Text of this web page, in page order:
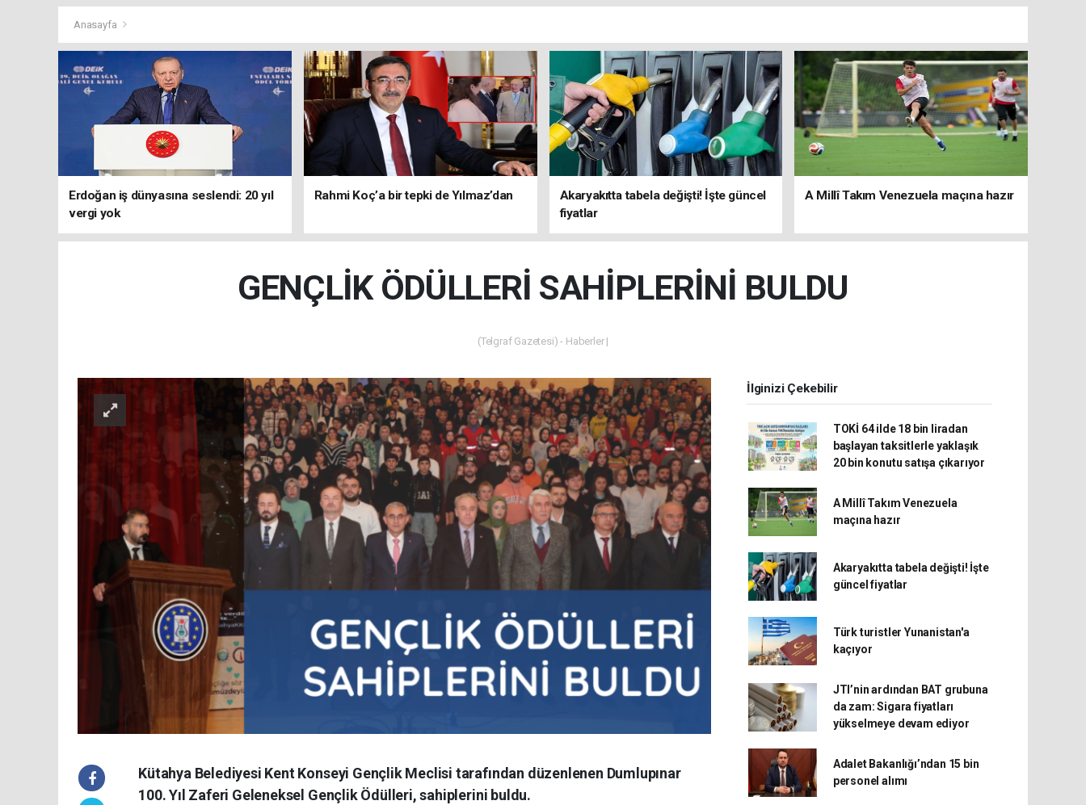
Anasayfa
Erdoğan iş dünyasına seslendi: 20 yıl
vergi yok
Rahmi Koç’a bir tepki de Yılmaz’dan
Akaryakıtta tabela değişti! İşte güncel
fiyatlar
A Millî Takım Venezuela maçına hazır
GENÇLİK ÖDÜLLERİ SAHİPLERİNİ BULDU
(Telgraf Gazetesi) - Haberler |
Kütahya Belediyesi Kent Konseyi Gençlik Meclisi tarafından düzenlenen Dumlupınar
100. Yıl Zaferi Geleneksel Gençlik Ödülleri, sahiplerini buldu.
İlginizi Çekebilir
TOKİ 64 ilde 18 bin liradan
başlayan taksitlerle yaklaşık
20 bin konutu satışa çıkarıyor
A Millî Takım Venezuela
maçına hazır
Akaryakıtta tabela değişti! İşte
güncel fiyatlar
Türk turistler Yunanistan'a
kaçıyor
JTI’nin ardından BAT grubuna
da zam: Sigara fiyatları
yükselmeye devam ediyor
Adalet Bakanlığı’ndan 15 bin
personel alımı